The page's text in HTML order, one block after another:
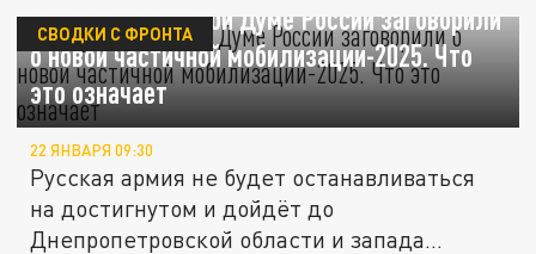
В Государственной Думе России заговорили
о новой частичной мобилизации-2025. Что
это означает
СВОДКИ С ФРОНТА
22 ЯНВАРЯ 09:30
Русская армия не будет останавливаться
на достигнутом и дойдёт до
Днепропетровской области и запада